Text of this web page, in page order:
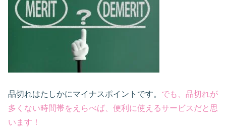
品切れはたしかにマイナスポイントです。 でも、品切れが
多くない時間帯をえらべば、便利に使えるサービスだと思
います！